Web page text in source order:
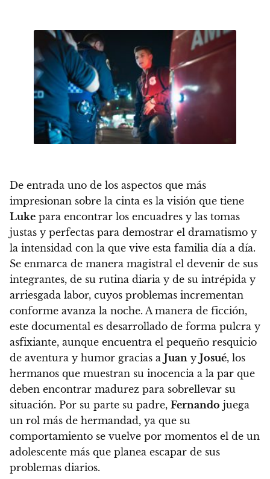
De entrada uno de los aspectos que más
impresionan sobre la cinta es la visión que tiene
Luke para encontrar los encuadres y las tomas
justas y perfectas para demostrar el dramatismo y
la intensidad con la que vive esta familia día a día.
Se enmarca de manera magistral el devenir de sus
integrantes, de su rutina diaria y de su intrépida y
arriesgada labor, cuyos problemas incrementan
conforme avanza la noche. A manera de ficción,
este documental es desarrollado de forma pulcra y
asfixiante, aunque encuentra el pequeño resquicio
de aventura y humor gracias a Juan y Josué, los
hermanos que muestran su inocencia a la par que
deben encontrar madurez para sobrellevar su
situación. Por su parte su padre, Fernando juega
un rol más de hermandad, ya que su
comportamiento se vuelve por momentos el de un
adolescente más que planea escapar de sus
problemas diarios.